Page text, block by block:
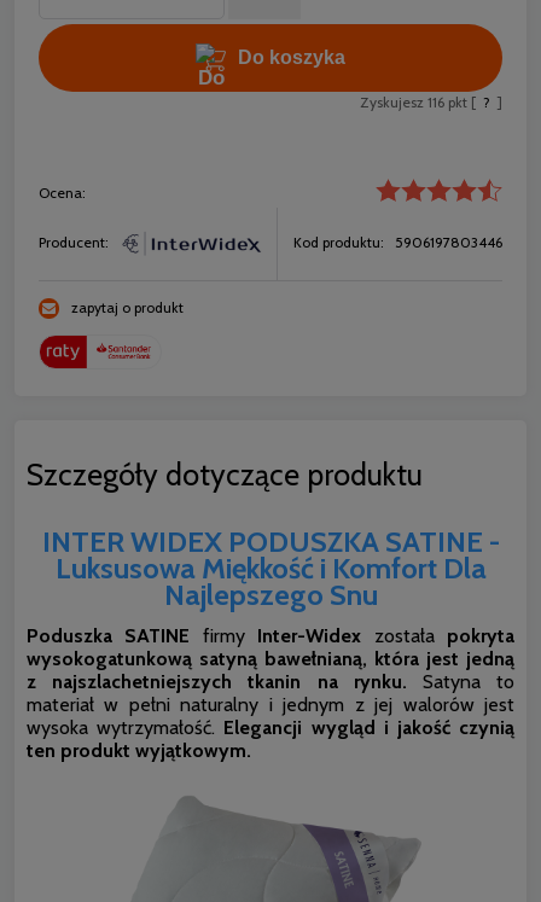
Do koszyka
Zyskujesz 116 pkt [ ? ]
Ocena:
Producent: Kod produktu: 5906197803446
zapytaj o produkt
Szczegóły dotyczące produktu
INTER WIDEX PODUSZKA SATINE -
Luksusowa Miękkość i Komfort Dla
Najlepszego Snu
Poduszka SATINE firmy Inter-Widex została pokryta
wysokogatunkową satyną bawełnianą, która jest jedną
z najszlachetniejszych tkanin na rynku. Satyna to
materiał w pełni naturalny i jednym z jej walorów jest
wysoka wytrzymałość. Elegancji wygląd i jakość czynią
ten produkt wyjątkowym.